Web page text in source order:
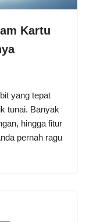
Kartu
yang tepat
tunai. Banyak
hingga fitur
pernah ragu